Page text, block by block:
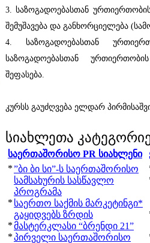
3. საზოგადოებასთან
შემუშავება და განხორციელება
4. საზოგადოებასთან
საზოგადოებასთან
შეფასება.
კურსს გაუძღვება ელდარ
სიახლეთა
საერთაშორისო PR სიახლენი
*”ბი ბი სი”-ს საერთაშორისო
სამსახურის სასწავლო
პროგრამა
* საერთო საქმის მარკეტინგი*
გაყიდვებს ზრდის
*მასტერკლასი “ბრენდი 21”
*პირველი საერთაშორისო